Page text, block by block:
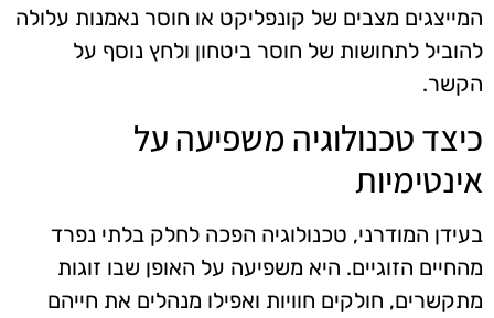
המייצגים מצבים של קונפליקט או חוסר נאמנות עלולה
להוביל לתחושות של חוסר ביטחון ולחץ נוסף על
הקשר.
כיצד טכנולוגיה משפיעה על
אינטימיות
בעידן המודרני, טכנולוגיה הפכה לחלק בלתי נפרד
מהחיים הזוגיים. היא משפיעה על האופן שבו זוגות
מתקשרים, חולקים חוויות ואפילו מנהלים את חייהם